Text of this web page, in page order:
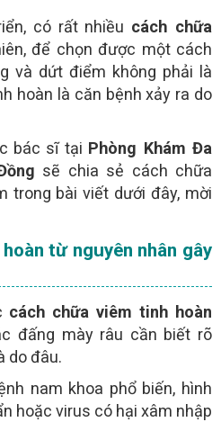
có rất nhiều cách chữa
để chọn được một cách
và dứt điểm không phải là
hoàn là căn bệnh xảy ra do
bác sĩ tại Phòng Khám Đa
sẽ chia sẻ cách chữa
trong bài viết dưới đây, mời
từ nguyên nhân gây
cách chữa viêm tinh hoàn
đấng mày râu cần biết rõ
do đâu.
nam khoa phổ biến, hình
hoặc virus có hại xâm nhập
thoại
GỬI